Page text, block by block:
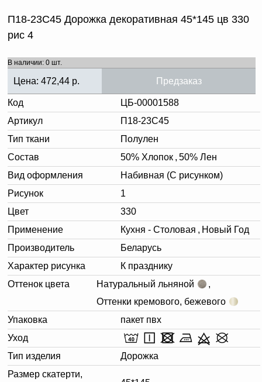
П18-23С45 Дорожка декоративная 45*145 цв 330
рис 4
В наличии: 0 шт.
Цена: 472,44 р. Предзаказ
Код
ЦБ-00001588
Артикул
П18-23С45
Тип ткани
Полулен
Состав
50% Хлопок , 50% Лен
Вид оформления
Набивная (С рисунком)
Рисунок
1
Цвет
330
Применение
Кухня - Столовая , Новый Год
Производитель
Беларусь
Характер рисунка
К празднику
Оттенок цвета
Натуральный льняной
,
Оттенки кремового, бежевого
Упаковка
пакет пвх
Уход
Тип изделия
Дорожка
Размер скатерти,